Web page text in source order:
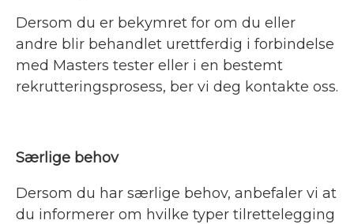
Dersom du er bekymret for om du eller
andre blir behandlet urettferdig i forbindelse
med Masters tester eller i en bestemt
rekrutteringsprosess, ber vi deg kontakte oss.
Særlige behov
Dersom du har særlige behov, anbefaler vi at
du informerer om hvilke typer tilrettelegging